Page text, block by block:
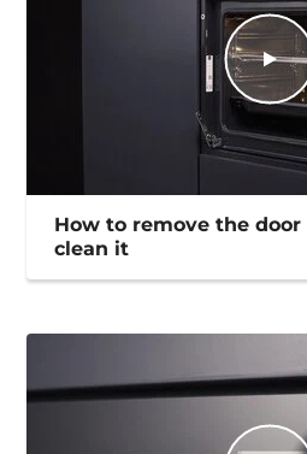
How to remove the
clean it